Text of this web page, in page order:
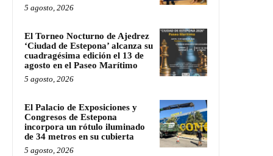
5 agosto, 2026
El Torneo Nocturno de Ajedrez
‘Ciudad de Estepona’ alcanza su
cuadragésima edición el 13 de
agosto en el Paseo Marítimo
5 agosto, 2026
El Palacio de Exposiciones y
Congresos de Estepona
incorpora un rótulo iluminado
de 34 metros en su cubierta
5 agosto, 2026